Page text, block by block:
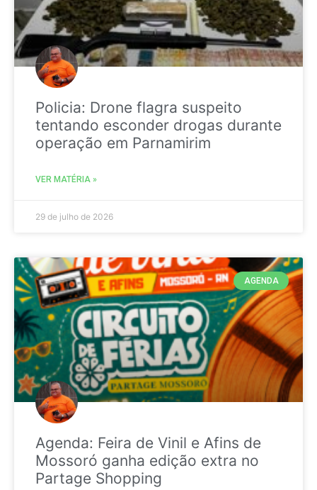
Policia: Drone flagra suspeito
tentando esconder drogas durante
operação em Parnamirim
VER MATÉRIA »
29 de julho de 2026
AGENDA
Agenda: Feira de Vinil e Afins de
Mossoró ganha edição extra no
Partage Shopping